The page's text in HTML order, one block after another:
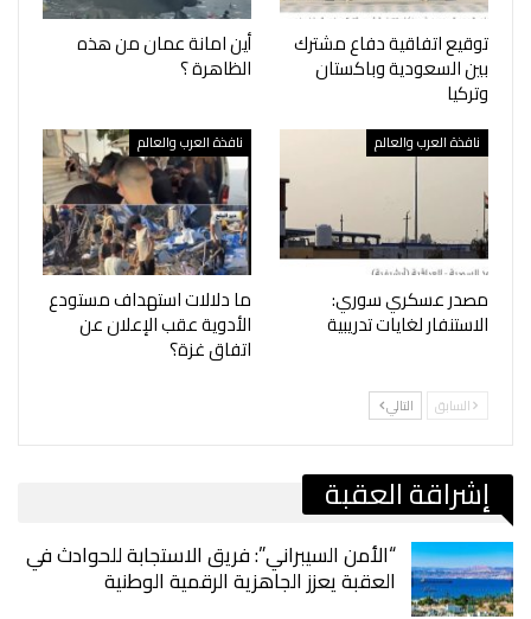
توقيع اتفاقية دفاع مشترك
بين السعودية وباكستان
وتركيا
أين امانة عمان من هذه
الظاهرة ؟
نافذة العرب والعالم
مصدر عسكري سوري:
الاستنفار لغايات تدريبية
نافذة العرب والعالم
ما دلالات استهداف مستودع
الأدوية عقب الإعلان عن
اتفاق غزة؟
السابق التالي
إشراقة العقبة
“الأمن السيبراني”: فريق الاستجابة للحوادث في
العقبة يعزز الجاهزية الرقمية الوطنية